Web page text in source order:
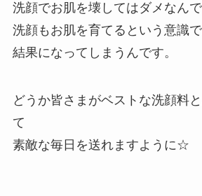
洗顔でお肌を壊してはダメなんで
洗顔もお肌を育てるという意識
結果になってしまうんです。
どうか皆さまがベストな洗顔料
て
素敵な毎日を送れますように☆